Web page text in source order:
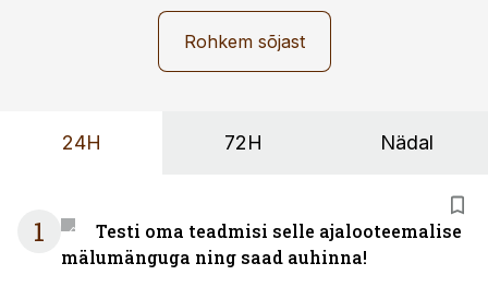
Rohkem sõjast
24H 72H Nädal
1
Testi oma teadmisi selle ajalooteemalise
mälumänguga ning saad auhinna!